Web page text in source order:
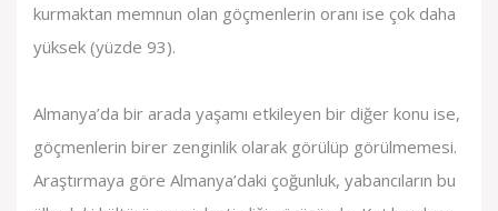
kurmaktan memnun olan göçmenlerin oranı ise çok daha
yüksek (yüzde 93).
Almanya’da bir arada yaşamı etkileyen bir diğer konu ise,
göçmenlerin birer zenginlik olarak görülüp görülmemesi.
Araştırmaya göre Almanya’daki çoğunluk, yabancıların bu